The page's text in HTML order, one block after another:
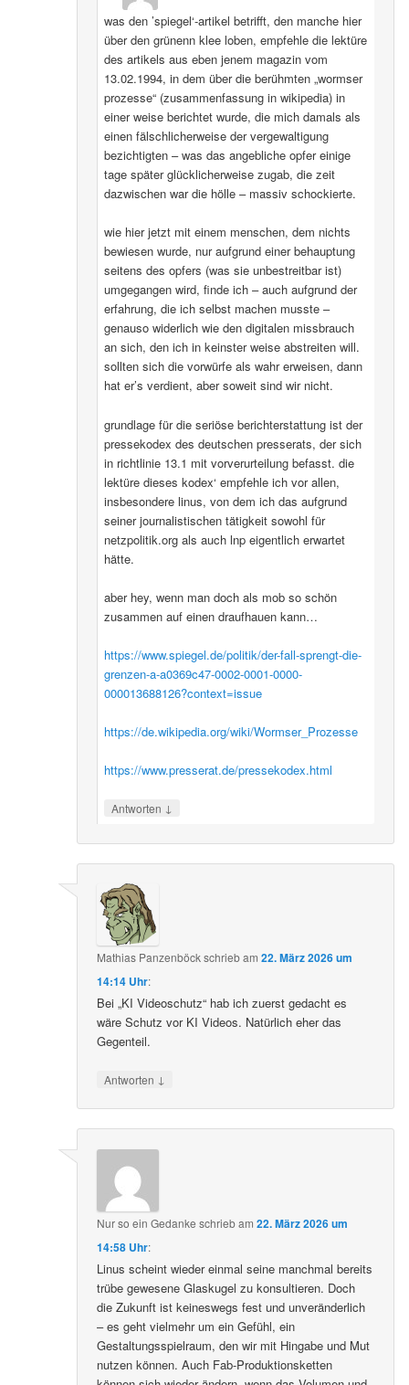
was den ’spiegel‘-artikel betrifft, den manche hier
über den grünenn klee loben, empfehle die lektüre
des artikels aus eben jenem magazin vom
13.02.1994, in dem über die berühmten „wormser
prozesse“ (zusammenfassung in wikipedia) in
einer weise berichtet wurde, die mich damals als
einen fälschlicherweise der vergewaltigung
bezichtigten – was das angebliche opfer einige
tage später glücklicherweise zugab, die zeit
dazwischen war die hölle – massiv schockierte.
wie hier jetzt mit einem menschen, dem nichts
bewiesen wurde, nur aufgrund einer behauptung
seitens des opfers (was sie unbestreitbar ist)
umgegangen wird, finde ich – auch aufgrund der
erfahrung, die ich selbst machen musste –
genauso widerlich wie den digitalen missbrauch
an sich, den ich in keinster weise abstreiten will.
sollten sich die vorwürfe als wahr erweisen, dann
hat er’s verdient, aber soweit sind wir nicht.
grundlage für die seriöse berichterstattung ist der
pressekodex des deutschen presserats, der sich
in richtlinie 13.1 mit vorverurteilung befasst. die
lektüre dieses kodex‘ empfehle ich vor allen,
insbesondere linus, von dem ich das aufgrund
seiner journalistischen tätigkeit sowohl für
netzpolitik.org als auch lnp eigentlich erwartet
hätte.
aber hey, wenn man doch als mob so schön
zusammen auf einen draufhauen kann…
https://www.spiegel.de/politik/der-fall-sprengt-die-
grenzen-a-a0369c47-0002-0001-0000-
000013688126?context=issue
https://de.wikipedia.org/wiki/Wormser_Prozesse
https://www.presserat.de/pressekodex.html
Antworten ↓
Mathias Panzenböckschriebam22. März 2026 um
14:14 Uhr:
Bei „KI Videoschutz“ hab ich zuerst gedacht es
wäre Schutz vor KI Videos. Natürlich eher das
Gegenteil.
Antworten ↓
Nur so ein Gedanke schriebam22. März 2026 um
14:58 Uhr:
Linus scheint wieder einmal seine manchmal bereits
trübe gewesene Glaskugel zu konsultieren. Doch
die Zukunft ist keineswegs fest und unveränderlich
– es geht vielmehr um ein Gefühl, ein
Gestaltungsspielraum, den wir mit Hingabe und Mut
nutzen können. Auch Fab-Produktionsketten